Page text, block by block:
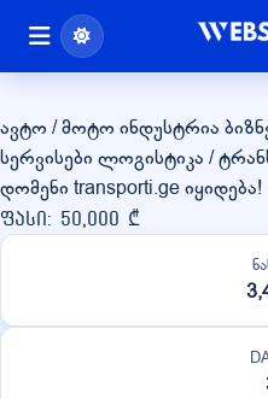
transporti.ge
ავტო / მოტო ინდუსტრია
სერვისები ლოგისტიკა /
დომენი transporti.ge იყიდება!
ფასი: 50,000 ₾